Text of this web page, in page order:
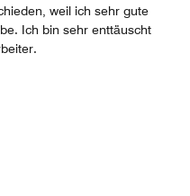
weil ich sehr gute
Ich bin sehr enttäuscht